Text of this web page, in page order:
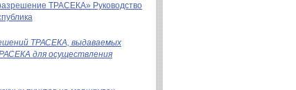
ТРАСЕКА» Руководство
ТРАСЕКА, выдаваемых
для осуществления